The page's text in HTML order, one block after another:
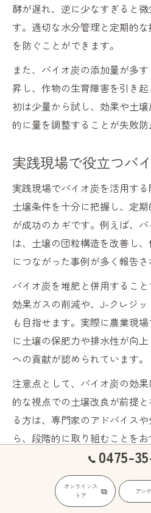
酵が遅れ、逆に少なすぎると
す。適切な水分管理と定期的
を防ぐことができます。
また、バイオ炭の添加量が多
昇し、作物の生育障害を引き
初は少量から試し、効果や土
的に量を調整することが失敗防
実践現場で役立つバ
実践現場でバイオ炭を活用す
土壌条件を十分に把握し、定
が成功のカギです。例えば、
は、土壌の団粒構造を改善し
につながった事例が多く報告さ
バイオ炭を堆肥と併用するこ
効果ガスの削減や、J-クレジ
も目指せます。実際に農業現
に土壌の保肥力や排水性が向
への貢献が認められています。
注意点として、バイオ炭の効
的な視点での土壌改良が前提と
る方は、専門家のアドバイスや
ら、段階的に取り組むことをお
バイオ炭のデメリ
0475-
オンラインス
トア
アン